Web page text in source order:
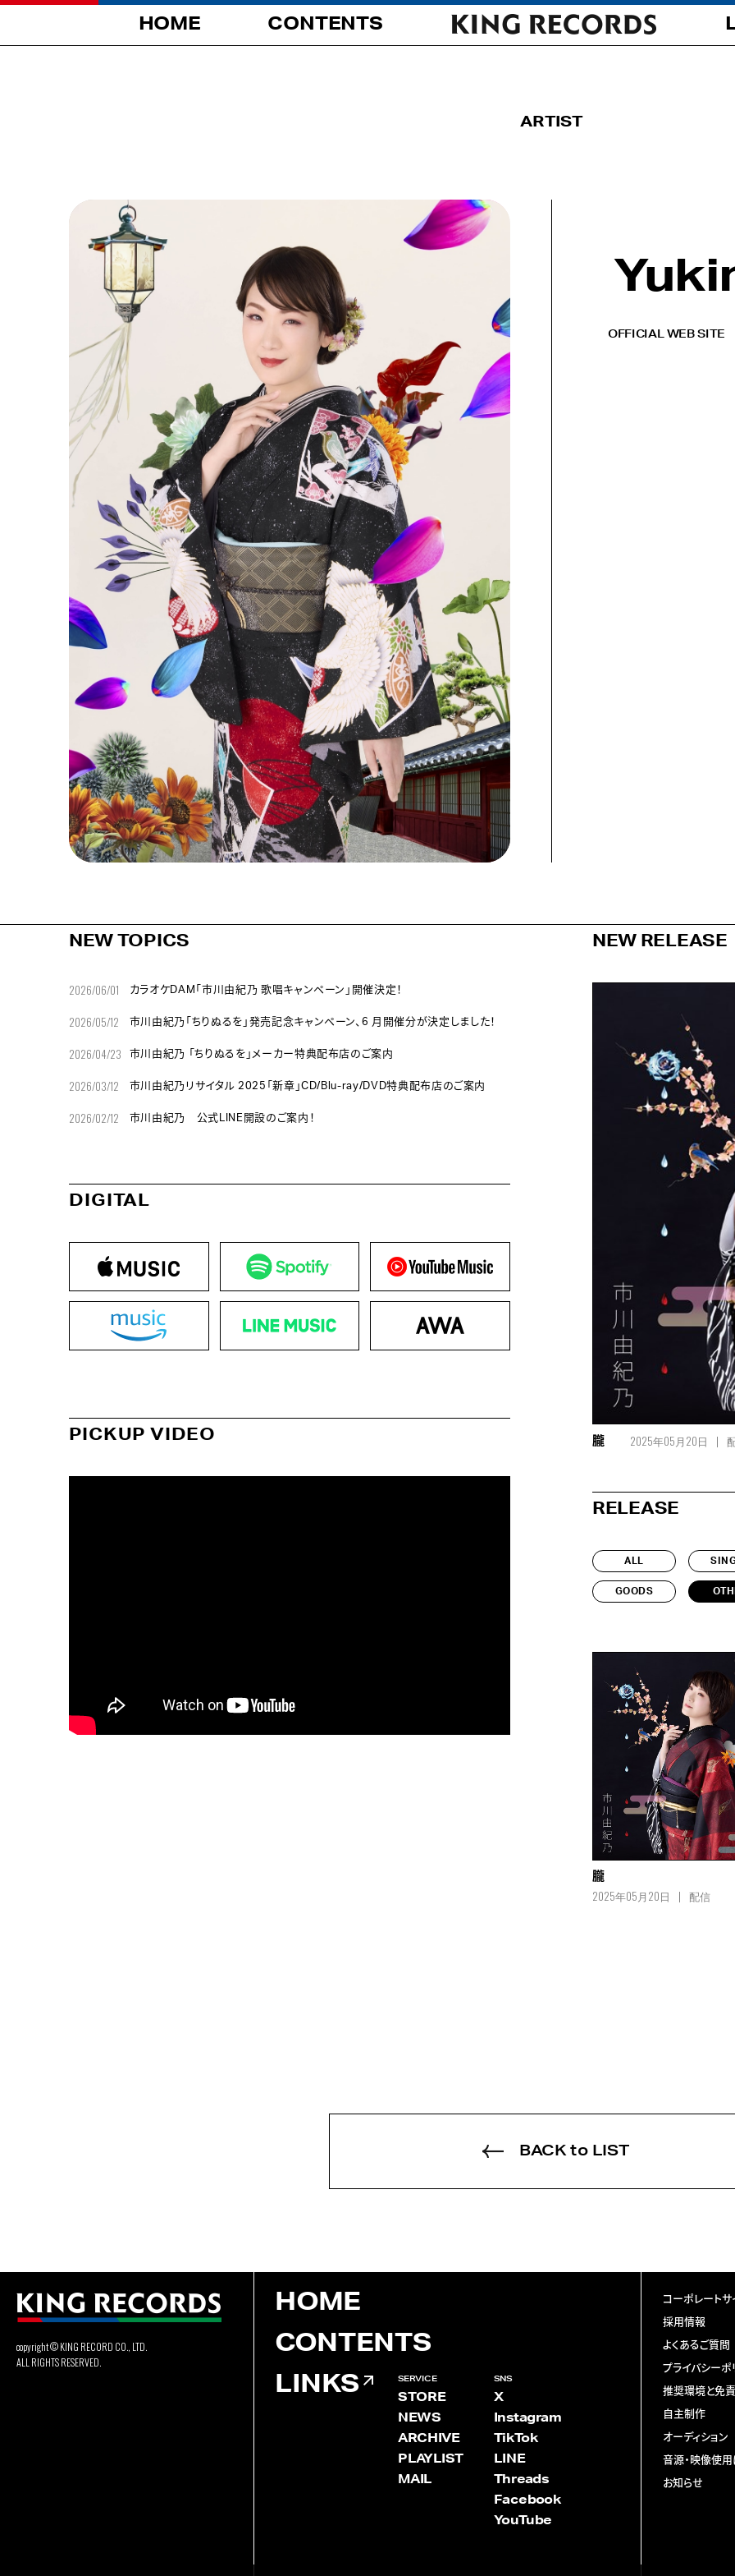
HOME CONTENTS
ARTIST
OFFICIAL WEB SITE
NEW TOPICS
2026/06/01 カラオケDAM「市川由紀乃 歌唱キャンペーン」開催決定！
2026/05/12 市川由紀乃「ちりぬるを」発売記念キャンペーン、6 月開催分が決定しました！
2026/04/23 市川由紀乃 「ちりぬるを」メーカー特典配布店のご案内
2026/03/12 市川由紀乃リサイタル 2025「新章」CD/Blu-ray/DVD特典配布店のご案内
2026/02/12 市川由紀乃 公式LINE開設のご案内！
DIGITAL
PICKUP VIDEO
NEW RELEASE
朧 2025年05月20日
RELEASE
ALL
GOODS
朧
2025年05月20日 配信
BACK to LIST
copyright © KING RECORD CO., LTD.
ALL RIGHTS RESERVED.
HOME
CONTENTS
LINKS
SERVICE
STORE
NEWS
ARCHIVE
PLAYLIST
MAIL
SNS
X
Instagram
TikTok
LINE
Threads
Facebook
YouTube
コーポレートサ
採用情報
よくあるご質問
プライバシーポ
推奨環境と免
自主制作
オーディション
音源・映像使用
お知らせ